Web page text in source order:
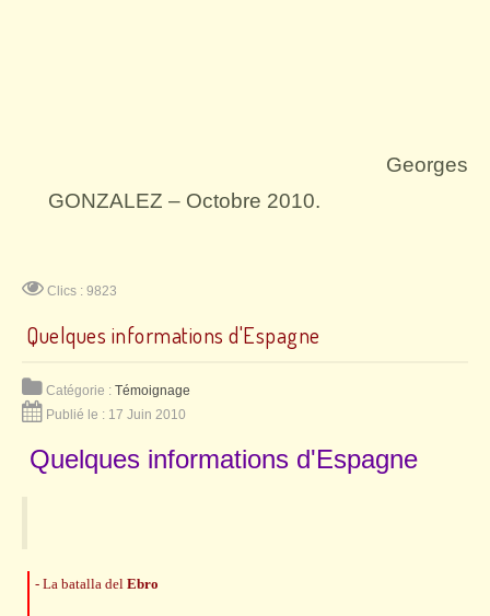
Georges
GONZALEZ – Octobre 2010.
Clics : 9823
Quelques informations d'Espagne
Catégorie : Témoignage
Publié le : 17 Juin 2010
Quelques informations d'Espagne
- La batalla del Ebro